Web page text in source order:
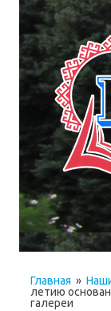
Главная »
летию
галереи